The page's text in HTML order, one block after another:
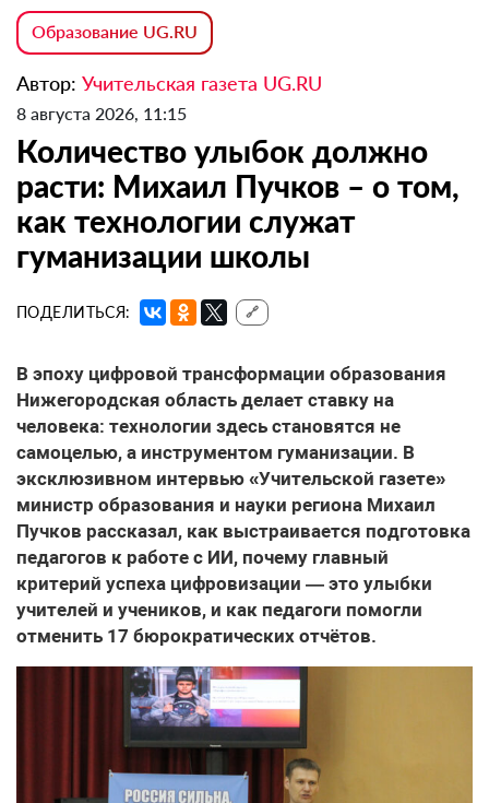
Образование UG.RU
Автор: Учительская газета UG.RU
8 августа 2026, 11:15
Количество улыбок должно
расти: Михаил Пучков – о том,
как технологии служат
гуманизации школы
ПОДЕЛИТЬСЯ: 🔗
В эпоху цифровой трансформации образования
Нижегородская область делает ставку на
человека: технологии здесь становятся не
самоцелью, а инструментом гуманизации. В
эксклюзивном интервью «Учительской газете»
министр образования и науки региона Михаил
Пучков рассказал, как выстраивается подготовка
педагогов к работе с ИИ, почему главный
критерий успеха цифровизации — это улыбки
учителей и учеников, и как педагоги помогли
отменить 17 бюрократических отчётов.